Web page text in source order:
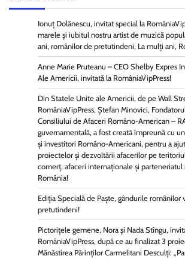
Ionuț Dolănescu, invitat special la
marele și iubitul nostru artist de muzică
ani, românilor de pretutindeni, La mulți ani,
Anne Marie Pruteanu – CEO Shelby Expres
Ale Americii, invitată la RomâniaVipPress!
Din Statele Unite ale Americii, de pe Wall
RomâniaVipPress, Ștefan Minovici,
Consiliului de Afaceri Româno-American –
guvernamentală, a fost creată împreună cu
și investitori Româno-Americani, pentru a
proiectelor și dezvoltării afacerilor pe
comerț, afaceri internaționale și parteneriatul
România!
Ediția Specială de Paște, gândurile românilor
pretutindeni!
Pictorițele gemene, Nora și Nada Stîngu,
RomâniaVipPress, după ce au finalizat 3
Mănăstirea Părinților Carmelitani Desculți: